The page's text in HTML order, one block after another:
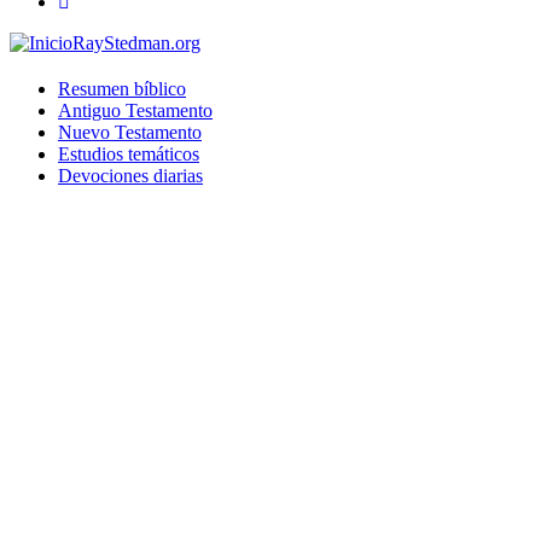
RayStedman.org
Resumen bíblico
Antiguo Testamento
Nuevo Testamento
Estudios temáticos
Devociones diarias